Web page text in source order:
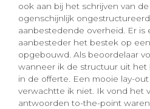
ook aan bij het schrijven van de
ogenschijnlijk
aanbestedende overheid. Er is
aanbesteder het bestek op
opgebouwd. Als beoordelaar
wanneer ik de structuur uit
in de offerte. Een mooie lay-
verwachtte ik niet. Ik vond het
antwoorden to-the-point